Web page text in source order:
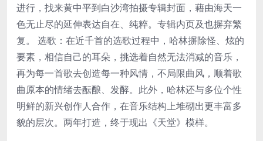
进行，找来黄中平到白沙湾拍摄专辑封面，藉由海天一
色无止尽的延伸表达自在、纯粹。专辑内页及也摒弃繁
复。 选歌：在近千首的选歌过程中，哈林摒除怪、炫的
要素，相信自己的耳朵，挑选着自然无法消减的音乐，
再为每一首歌去创造每一种风情，不局限曲风，顺着歌
曲原本的情绪去酝酿、发酵。此外，哈林还与多位个性
明鲜的新兴创作人合作，在音乐结构上堆砌出更丰富多
貌的层次。两年打造，终于现出《天堂》模样。